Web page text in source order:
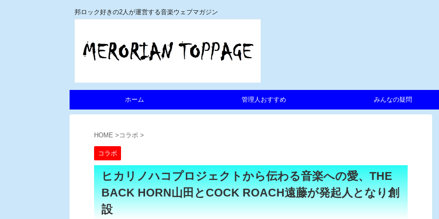
邦ロック好きの2人が運営する音楽ウェブマガジン
ホーム 管理人おすすめ みんなの疑問
HOME > コラボ >
コラボ
ヒカリノハコプロジェクトから伝わる音楽への愛、THE
BACK HORN山田とCOCK ROACH遠藤が発起人となり創
設